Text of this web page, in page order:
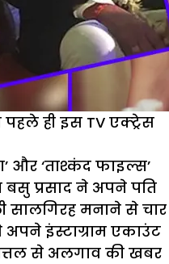
ही इस TV एक्ट्रेस
और ‘ताश्कंद फाइल्स’
बसु प्रसाद ने अपने पति
सालगिरह मनाने से चार
इंस्टाग्राम एकाउंट
से अलगाव की खबर